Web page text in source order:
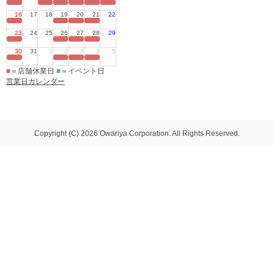
16 17 18 19 20 21 22
23 24 25 26 27 28 29
30 31 1 2 3 4 5
■ ＝店舗休業日 ■ ＝イベント日
営業日カレンダー
Copyright (C) 2026 Owariya Corporation. All Rights Reserved.